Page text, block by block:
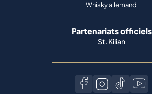
Whisky allemand
Partenariats officiels
St. Kilian